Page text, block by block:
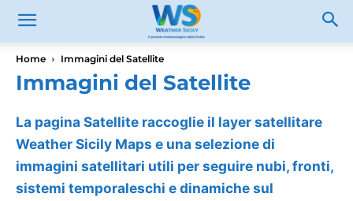
Home Immagini del Satellite
Immagini del Satellite
La pagina Satellite raccoglie il layer satellitare
Weather Sicily Maps e una selezione di
immagini satellitari utili per seguire nubi, fronti,
sistemi temporaleschi e dinamiche sul